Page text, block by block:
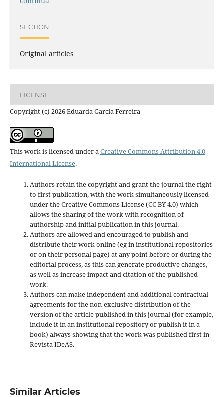
SECTION
Original articles
LICENSE
Copyright (c) 2026 Eduarda Garcia Ferreira
This work is licensed under aCreative Commons Attribution 4.0
International License.
Authors retain the copyright and grant the journal the right
to first publication, with the work simultaneously licensed
under the Creative Commons License (CC BY 4.0) which
allows the sharing of the work with recognition of
authorship and initial publication in this journal.
Authors are allowed and encouraged to publish and
distribute their work online (eg in institutional repositories
or on their personal page) at any point before or during the
editorial process, as this can generate productive changes,
as well as increase impact andcitation of the published
work.
Authors can make independent and additional contractual
agreements for the non-exclusive distribution of the
version of the article published in this journal (for example,
include it in an institutional repository or publish it in a
book) always showing that the work was published firstin
Revista IDeAS.
Similar Articles